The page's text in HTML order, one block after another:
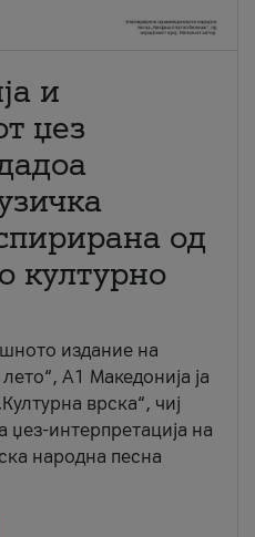
и
џез
од
културно
издание на
А1 Македонија ја
врска“, чиј
џез-интерпретација на
народна песна